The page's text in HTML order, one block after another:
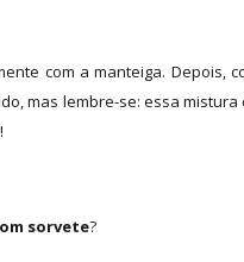
com a manteiga. Depois,
mas lembre-se: essa
sorvete?